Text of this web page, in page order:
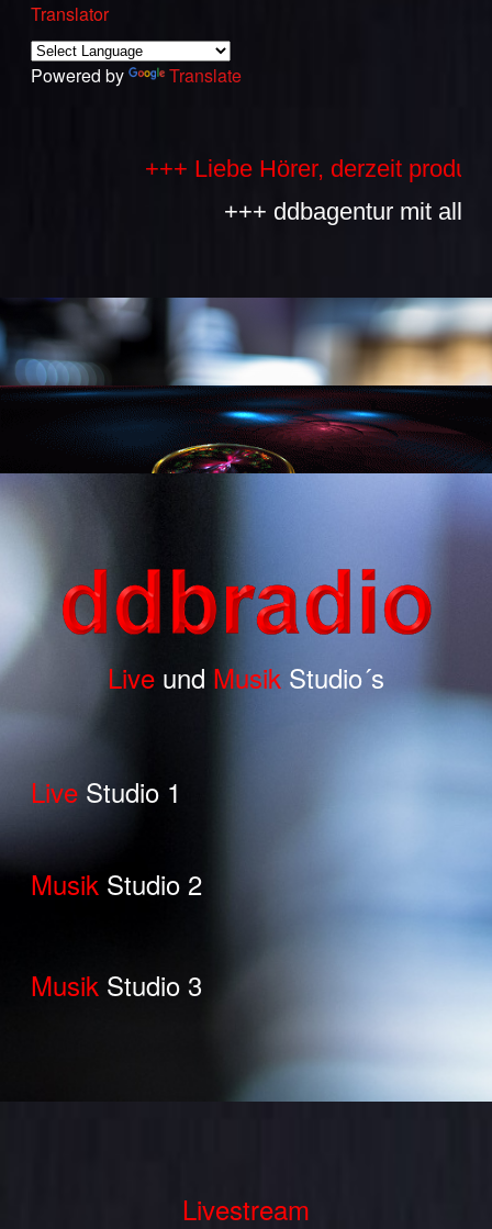
Translator
Powered by Translate
+++ Liebe Hörer, derzeit
+++ ddbagentur mit allen
Live und Musik Studio´s
Live Studio 1
Musik Studio 2
Musik Studio 3
Livestream